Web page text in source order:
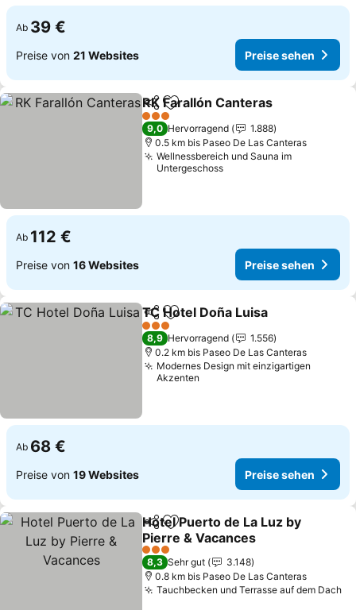
Ab 39 €
Preise von 21 Websites Preise sehen
TeilenZu Favoriten hinzufügen
RK Farallón Canteras
3 Sterne
9,0 Hervorragend
1.888
0.5 km bis Paseo De Las Canteras
Wellnessbereich und Sauna im
Untergeschoss
Ab 112 €
Preise von 16 Websites Preise sehen
TeilenZu Favoriten hinzufügen
TC Hotel Doña Luisa
3 Sterne
8,9 Hervorragend
1.556
0.2 km bis Paseo De Las Canteras
Modernes Design mit einzigartigen
Akzenten
Ab 68 €
Preise von 19 Websites Preise sehen
TeilenZu Favoriten hinzufügen
Hotel Puerto de La Luz by
Pierre & Vacances
Preise sehen
3 Sterne
8,3 Sehr gut
3.148
0.8 km bis Paseo De Las Canteras
Tauchbecken und Terrasse auf dem Dach